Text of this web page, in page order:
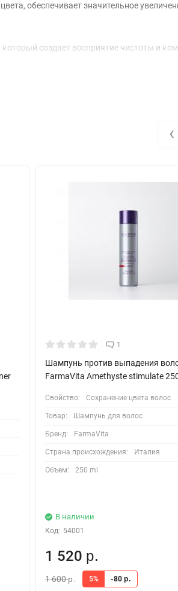
обеспечивает значительное
создает восприятие чистоты и
в волокна волос,
влаги в волосах.
цвета.
железо, цинк), которые глубоко
(кремний, магний, медь,
1
Шампунь против выпадения
FarmaVita Amethyste stimulate
Свойство: Сохранение цвета волос
Товар: Шампунь для волос
Бренд: FarmaVita
Страна происхождения: Италия
Объем: 250 ml
В наличии
Код: 54001
1 520 р.
1 600р. 5% -80 р.
‹